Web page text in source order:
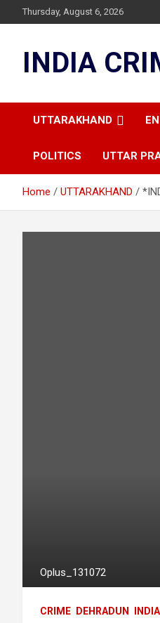
to
Thursday, August 6, 2026
INDIA
UTTARAKHAND
POLITICS UTTAR
Home UTTARAKHAND
Oplus_131072
CRIME DEHRADUN INDIA